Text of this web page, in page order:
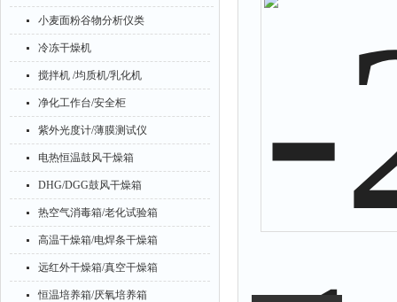
小麦面粉谷物分析仪类
冷冻干燥机
搅拌机 /均质机/乳化机
净化工作台/安全柜
紫外光度计/薄膜测试仪
电热恒温鼓风干燥箱
DHG/DGG鼓风干燥箱
热空气消毒箱/老化试验箱
高温干燥箱/电焊条干燥箱
远红外干燥箱/真空干燥箱
恒温培养箱/厌氧培养箱